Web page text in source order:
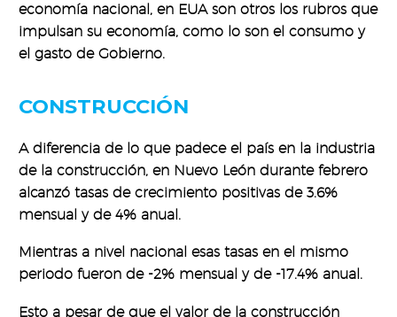
economía nacional, en EUA son otros los rubros que
impulsan su economía, como lo son el consumo y
el gasto de Gobierno.
CONSTRUCCIÓN
A diferencia de lo que padece el país en la industria
de la construcción, en Nuevo León durante febrero
alcanzó tasas de crecimiento positivas de 3.6%
mensual y de 4% anual.
Mientras a nivel nacional esas tasas en el mismo
periodo fueron de -2% mensual y de -17.4% anual.
Esto a pesar de que el valor de la construcción